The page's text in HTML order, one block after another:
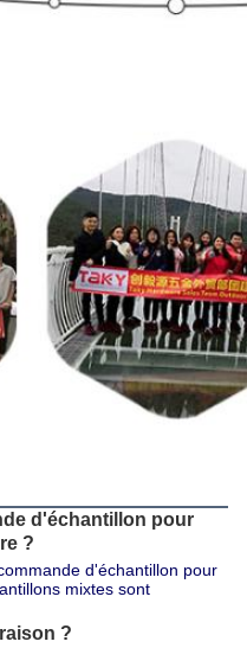
d'échantillon pour
?
d'échantillon pour
mixtes sont
?